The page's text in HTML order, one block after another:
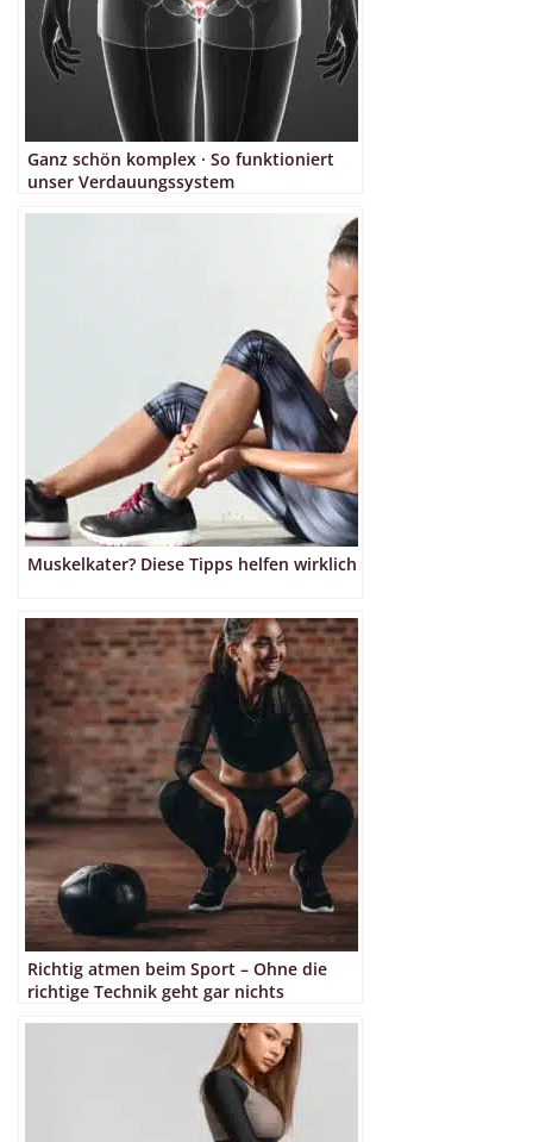
Ganz schön komplex · So funktioniert
unser Verdauungssystem
Muskelkater? Diese Tipps helfen wirklich
Richtig atmen beim Sport – Ohne die
richtige Technik geht gar nichts